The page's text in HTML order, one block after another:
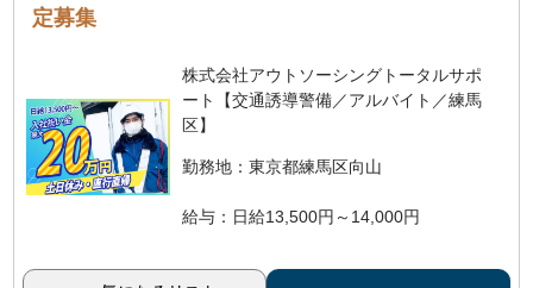
定募集
株式会社アウトソーシングトータルサポ
ート【交通誘導警備／アルバイト／練馬
区】
勤務地：東京都練馬区向山
給与：日給13,500円～14,000円